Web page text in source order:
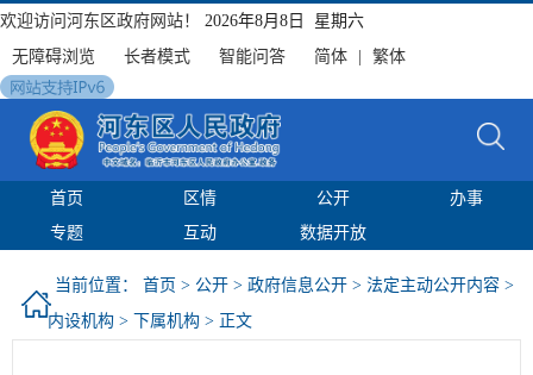
欢迎访问河东区政府网站！
2026年8月8日 星期六
无障碍浏览
长者模式 智能问答 简体 繁体
首页 区情 公开
办事
专题
互动 数据开放
当前位置： 首页 > 公开 > 政府信息公开 > 法定主动公开内容 >
内设机构 > 下属机构 > 正文